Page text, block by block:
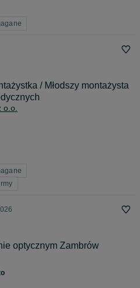
/ Młodszy montażysta
o.o.
optycznym Zambrów